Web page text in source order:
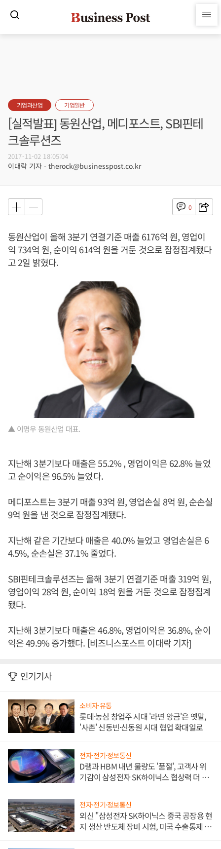
기업과산업 기업일반
[실적발표] 동원산업, 메디포스트, SBI핀테
크솔루션즈
2017-11-02 18:05:04
이대락 기자 - therock@businesspost.co.kr
0
동원산업이 올해 3분기 연결기준 매출 6176억 원, 영업이
익 734억 원, 순이익 614억 원을 거둔 것으로 잠정집계됐다
고 2일 밝혔다.
▲ 이명우 동원산업 대표.
지난해 3분기보다 매출은 55.2% , 영업이익은 62.8% 늘었
고 순이익은 96.5% 늘었다.
메디포스트는 3분기 매출 93억 원, 영업손실 8억 원, 순손실
9억 원을 낸 것으로 잠정집계됐다.
지난해 같은 기간보다 매출은 40.0% 늘었고 영업손실은 6
4.5%, 순손실은 37.1% 줄었다.
SBI핀테크솔루션즈는 올해 3분기 연결기준 매출 319억 원,
영업이익 28억 원, 순이익 18억 원을 거둔 것으로 잠정집계
됐다.
지난해 3분기보다 매출은 46.8%, 영업이익은 36.8%, 순이
익은 49.9% 증가했다. [비즈니스포스트 이대락 기자]
인기기사
소비자·유통
롯데·농심 창업주 시대 '라면 앙금'은 옛말,
'사촌' 신동빈·신동원 시대 협업 확대일로
전자·전기·정보통신
D램과 HBM 내년 물량도 '품절', 고객사 위
기감이 삼성전자 SK하이닉스 협상력 더 키
전자·전기·정보통신
외신 "삼성전자 SK하이닉스 중국 공장용 현
지 생산 반도체 장비 시험, 미국 수출통제 대